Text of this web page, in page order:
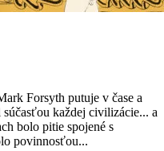
Forsyth putuje v čase a
každej civilizácie... a
bolo pitie spojené s
povinnosťou...